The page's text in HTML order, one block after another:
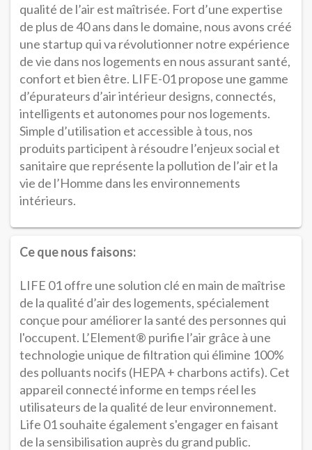
qualité de l’air est maîtrisée. Fort d’une expertise
de plus de 40 ans dans le domaine, nous avons créé
une startup qui va révolutionner notre expérience
de vie dans nos logements en nous assurant santé,
confort et bien être. LIFE-01 propose une gamme
d’épurateurs d’air intérieur designs, connectés,
intelligents et autonomes pour nos logements.
Simple d’utilisation et accessible à tous, nos
produits participent à résoudre l’enjeux social et
sanitaire que représente la pollution de l’air et la
vie de l’Homme dans les environnements
intérieurs.
Ce que nous faisons:
LIFE 01 offre une solution clé en main de maîtrise
de la qualité d’air des logements, spécialement
conçue pour améliorer la santé des personnes qui
l'occupent. L’Element® purifie l’air grâce à une
technologie unique de filtration qui élimine 100%
des polluants nocifs (HEPA + charbons actifs). Cet
appareil connecté informe en temps réel les
utilisateurs de la qualité de leur environnement.
Life 01 souhaite également s'engager en faisant
de la sensibilisation auprès du grand public.